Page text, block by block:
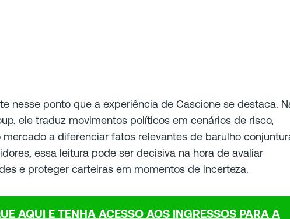
nesse ponto que a experiência de Cascione se destaca.
ele traduz movimentos políticos em cenários de risco,
mercado a diferenciar fatos relevantes de barulho
essa leitura pode ser decisiva na hora de avaliar
e proteger carteiras em momentos de incerteza.
AQUI E TENHA ACESSO AOS INGRESSOS PARA A